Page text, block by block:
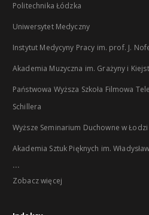
Politechnika Łódzka
Uniwersytet Medyczny
Instytut Medycyny Pracy im. prof. J.
Akademia Muzyczna im. Grażyny i
Państwowa Wyższa Szkoła Filmowa
Schillera
Wyższe Seminarium Duchowne w Łodzi
Akademia Sztuk Pięknych im.
...
Zobacz więcej